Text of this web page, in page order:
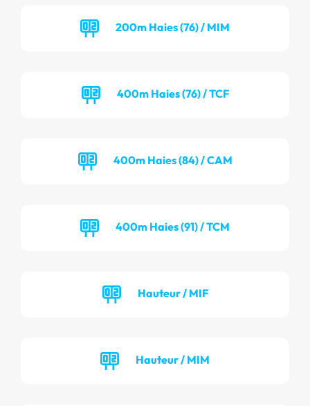
200m Haies (76) / MIM
400m Haies (76) / TCF
400m Haies (84) / CAM
400m Haies (91) / TCM
Hauteur / MIF
Hauteur / MIM